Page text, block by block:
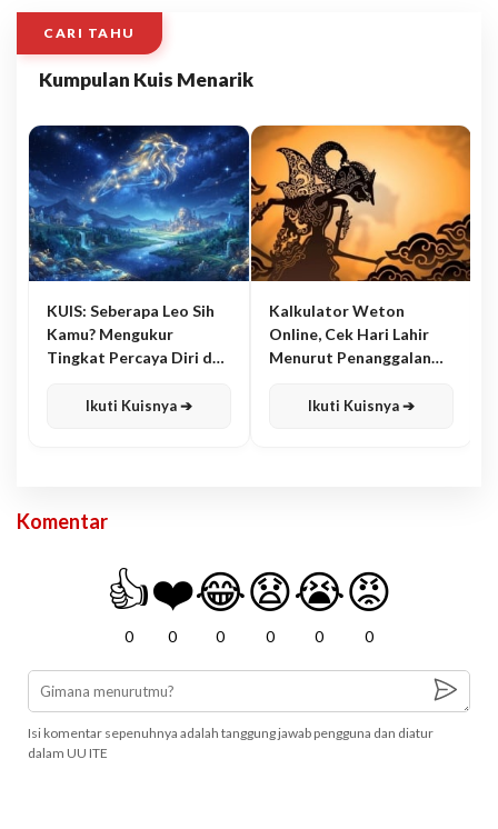
CARI TAHU
Kumpulan Kuis Menarik
KUIS: Seberapa Leo Sih
Kamu? Mengukur
Tingkat Percaya Diri dan
Ikuti Kuisnya ➔
Kalkulator Weton
Online, Cek Hari Lahir
Menurut Penanggalan
Ikuti Kuisnya ➔
Komentar
👍
0
❤️
0
😂
0
😧
0
😭
0
😡
0
Isi komentar sepenuhnya adalah tanggung jawab pengguna dan diatur
dalam UU ITE